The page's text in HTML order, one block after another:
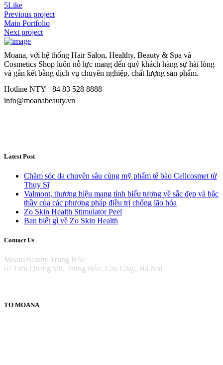
5Like
Previous project
Main Portfolio
Next project
Moana, với hệ thống Hair Salon, Healthy, Beauty & Spa và
Cosmetics Shop luôn nỗ lực mang đến quý khách hàng sự hài lòng
và gắn kết bằng dịch vụ chuyên nghiệp, chất lượng sản phẩm.
Hotline NTY +84 83 528 8888
info@moanabeauty.vn
Latest Post
Chăm sóc da chuyên sâu cùng mỹ phẩm tế bào Cellcosmet từ
Thụy Sĩ
Valmont, thương hiệu mang tính biểu tượng về sắc đẹp và bậc
thầy của các phương pháp điều trị chống lão hóa
Zo Skin Health Stimulator Peel
Bạn biết gì về Zo Skin Health
Contact Us
MoanaBeauty Trung Hòa:
67 Lưu Quang Vũ, Trung Hòa, Cau Giay, Ha Noi
TO MOANA